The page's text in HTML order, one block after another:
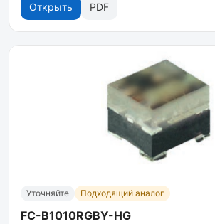
Открыть PDF
Уточняйте Подходящий аналог
FC-B1010RGBY-HG